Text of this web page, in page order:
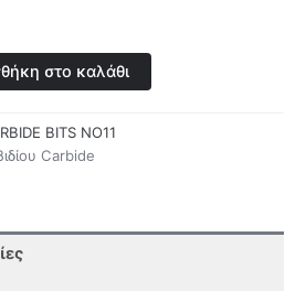
στο καλάθι
BITS NO11
Carbide